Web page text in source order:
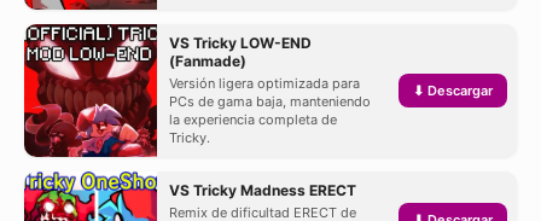
VS Tricky LOW-END
(Fanmade)
Versión ligera optimizada para
PCs de gama baja, manteniendo
la experiencia completa de
Tricky.
⬇ Descargar
VS Tricky Madness ERECT
Remix de dificultad ERECT de